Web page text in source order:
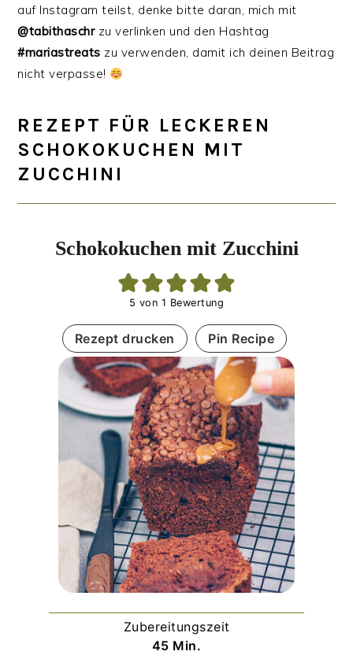
auf Instagram teilst, denke bitte daran, mich mit
@tabithaschrzu verlinken und den Hashtag
#mariastreats zu verwenden, damit ich deinen Beitrag
nicht verpasse!
REZEPT FÜR LECKEREN
SCHOKOKUCHEN MIT
ZUCCHINI
Schokokuchen mit Zucchini
5 von 1 Bewertung
Rezept drucken Pin Recipe
Zubereitungszeit
45Minuten
Min.